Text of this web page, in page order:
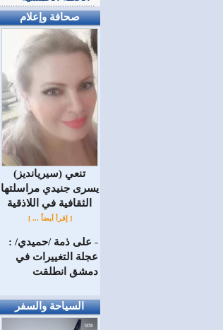
صحافة وإعلام
(سيريانديز) تنعي
يسرى جنيدي مراسلتها
الثقافية في اللاذقية
[ إقرأ أيضاً ... ]
= على ذمة /حميدي/ :
عجلة التغييرات في
دمشق انطلقت
السياحة والسفر